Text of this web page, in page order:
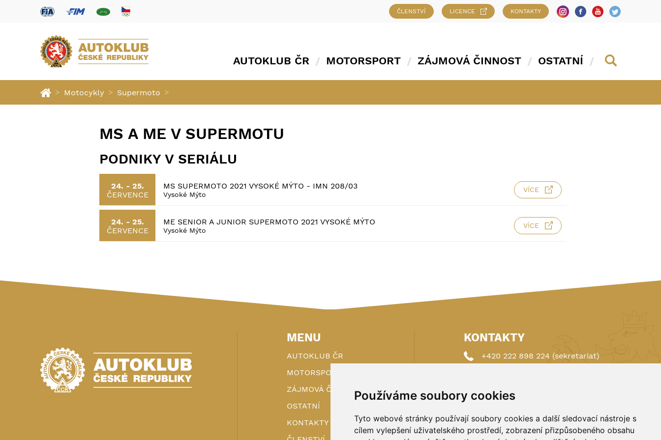
Používáme soubory cookies
Tyto webové stránky používají soubory cookies a další sledovací nástroje s
cílem vylepšení uživatelského prostředí, zobrazení přizpůsobeného obsahu
ČLENSTVÍ LICENCE KONTAKTY
AUTOKLUB ČR MOTORSPORT ZÁJMOVÁ ČINNOST OSTATNÍ
> Motocykly > Supermoto >
MS A ME V SUPERMOTU
PODNIKY V SERIÁLU
24. - 25.
ČERVENCE
MS SUPERMOTO 2021 VYSOKÉ MÝTO - IMN 208/03
Vysoké Mýto
VÍCE
24. - 25.
ČERVENCE
ME SENIOR A JUNIOR SUPERMOTO 2021 VYSOKÉ MÝTO
Vysoké Mýto
VÍCE
MENU
AUTOKLUB ČR
MOTORSPORT
ZÁJMOVÁ ČINNOST
OSTATNÍ
KONTAKTY
KONTAKTY
+420 222 898 224 (sekretariat)
autoklub@autoklub.cz
Opletalova 1337/29, 110 00 Praha 1